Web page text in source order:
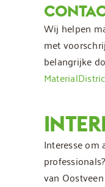
Wij helpen
met
belangrijke
Interesse om
van